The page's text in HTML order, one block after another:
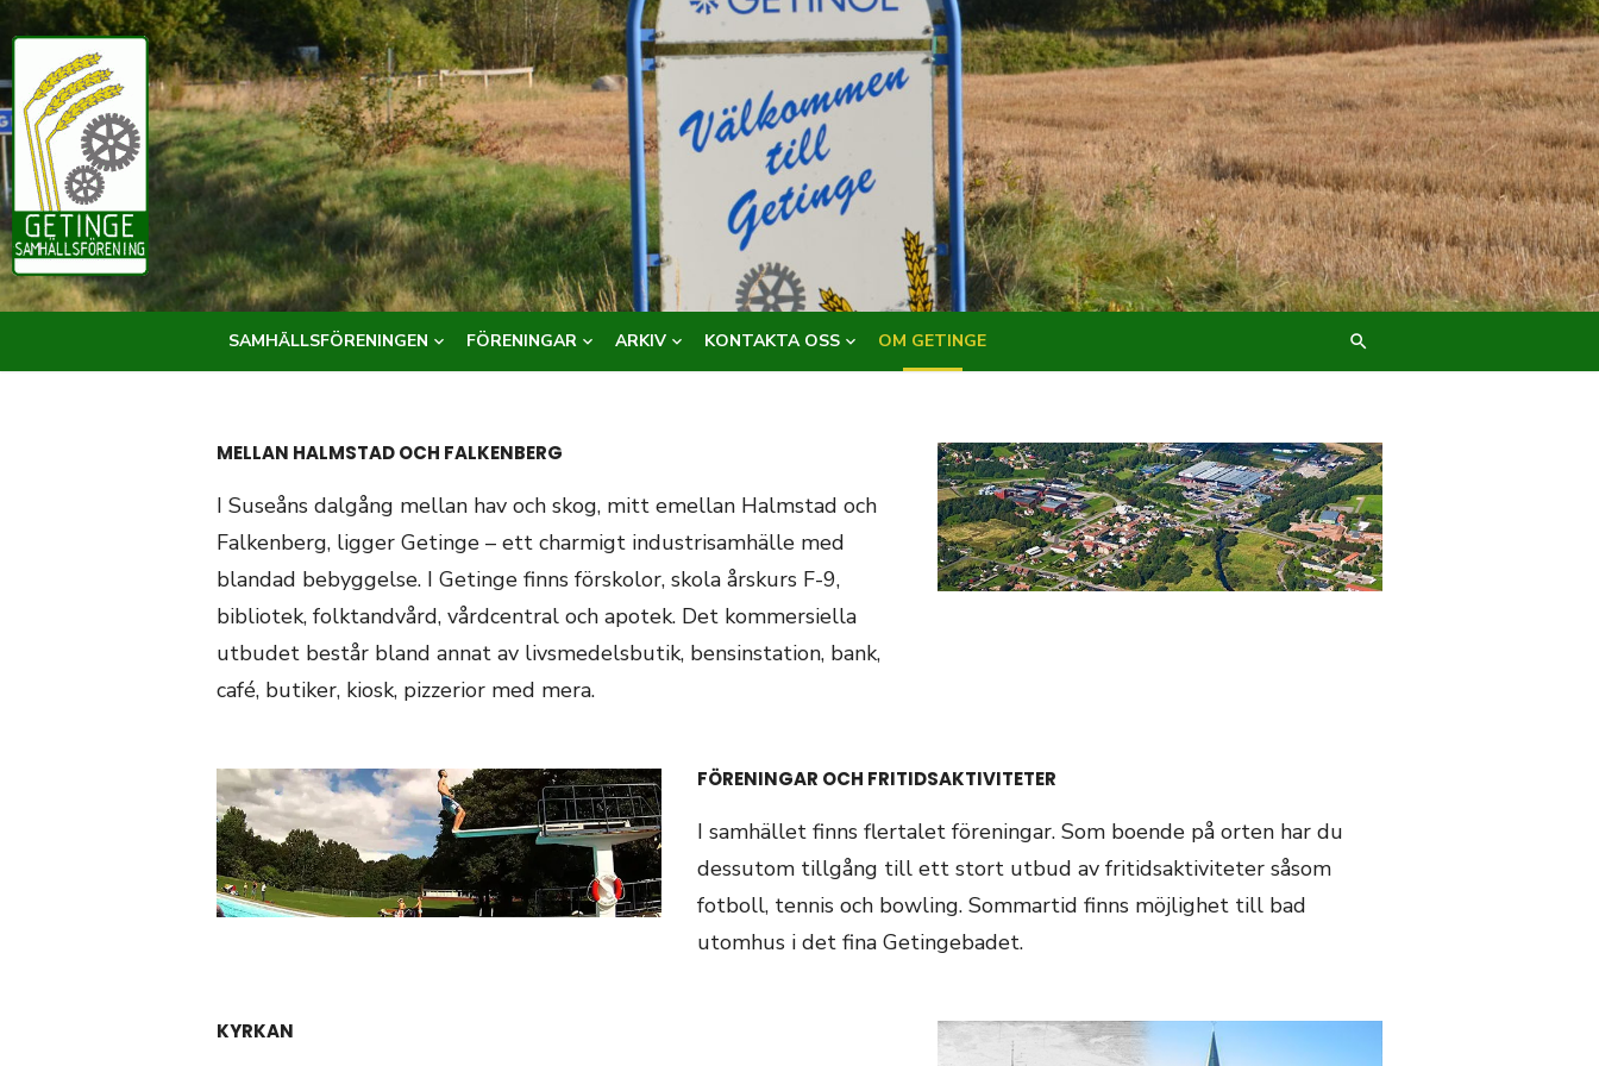
Hoppa
till
innehåll
SAMHÄLLSFÖRENINGEN FÖRENINGAR ARKIV KONTAKTA OSS OM GETINGE
MELLAN HALMSTAD OCH FALKENBERG
I Suseåns dalgång mellan hav och skog, mitt emellan Halmstad och
Falkenberg, ligger Getinge – ett charmigt industrisamhälle med
blandad bebyggelse. I Getinge finns förskolor, skola årskurs F-9,
bibliotek, folktandvård, vårdcentral och apotek. Det kommersiella
utbudet består bland annat av livsmedelsbutik, bensinstation, bank,
café, butiker, kiosk, pizzerior med mera.
FÖRENINGAR OCH FRITIDSAKTIVITETER
I samhället finns flertalet föreningar. Som boende på orten har du
dessutom tillgång till ett stort utbud av fritidsaktiviteter såsom
fotboll, tennis och bowling. Sommartid finns möjlighet till bad
utomhus i det fina Getingebadet.
KYRKAN